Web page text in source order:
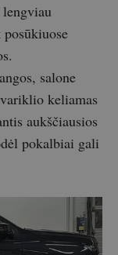
salone
keliamas
aukščiausios
pokalbiai gali